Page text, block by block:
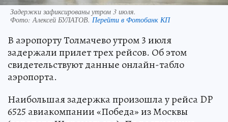
Задержки зафиксированы утром 3 июля.
Фото:Алексей БУЛАТОВ. Перейти в Фотобанк КП
В аэропорту Толмачево утром 3 июля
задержали прилет трех рейсов. Об этом
свидетельствуют данные онлайн-табло
аэропорта.
Наибольшая задержка произошла у рейса DP
6525 авиакомпании «Победа» из Москвы